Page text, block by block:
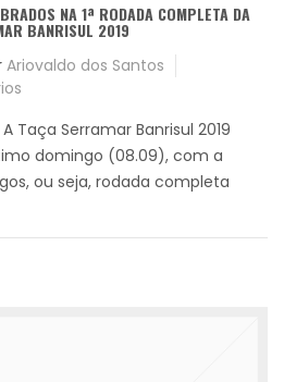
NA 1ª RODADA COMPLETA DA
BANRISUL 2019
Ariovaldo dos Santos
Taça Serramar Banrisul 2019
domingo (08.09), com a
ou seja, rodada completa